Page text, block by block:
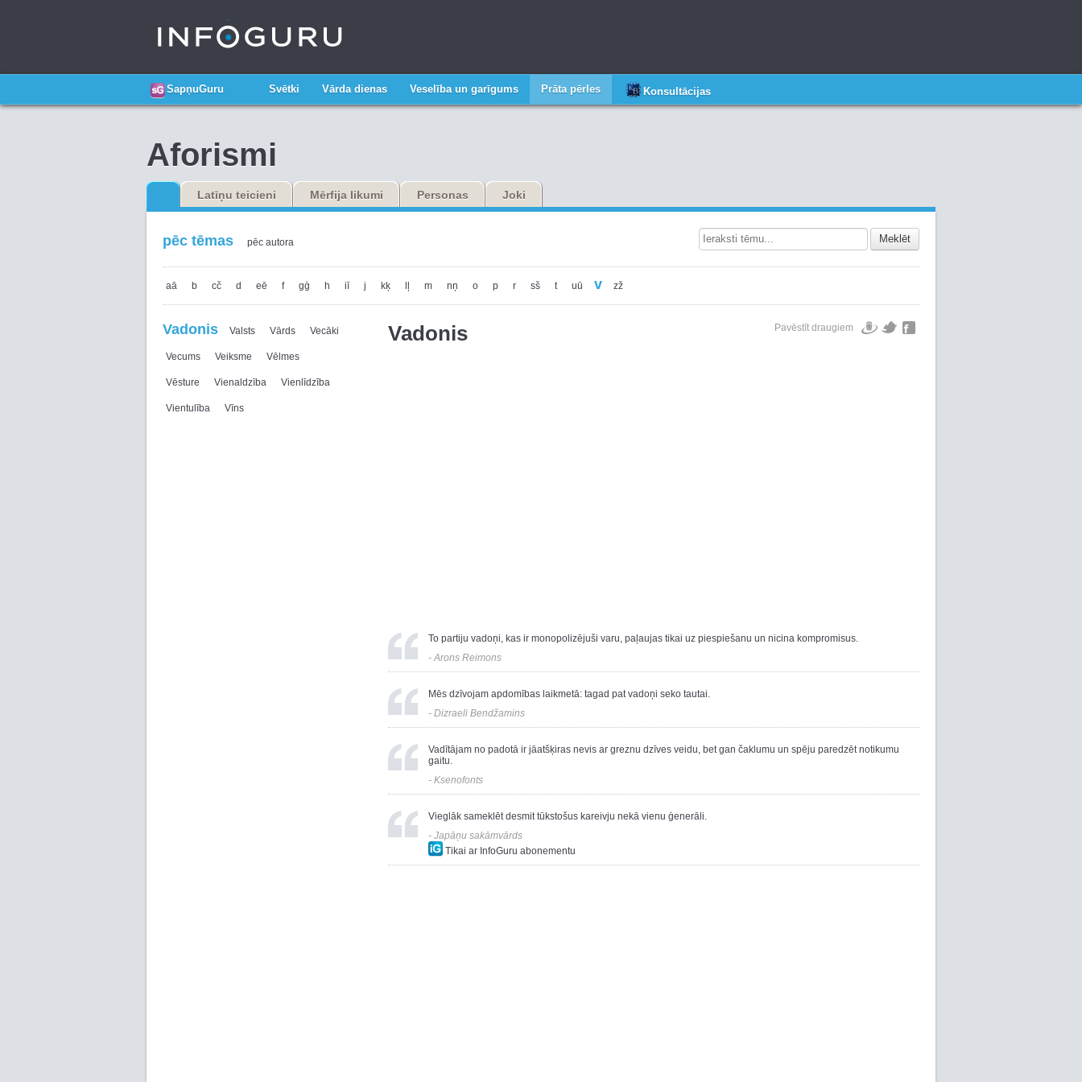
SapņuGuru Svētki Vārda dienas Veselība un garīgums Prāta pērles Konsultācijas
Aforismi
Latīņu teicieni Mērfija likumi Personas Joki
pēc tēmas pēc autora Meklēt
aā b cč d eē f gģ h iī j kķ m nņ o p r sš t uū v zž
Vadonis Valsts Vārds Vecāki
Vecums Veiksme Vēlmes
Vēsture Vienaldzība Vienlīdzība
Vientulība Vīns
Pavēstīt draugiem
Vadonis
To partiju vadoņi, kas ir monopolizējuši varu, paļaujas tikai uz piespiešanu un nicina kompromisus.
-Arons Reimons
Mēs dzīvojam apdomības laikmetā: tagad pat vadoņi seko tautai.
- Dizraeli Bendžamins
Vadītājam no padotā ir jāatšķiras nevis ar greznu dzīves veidu, bet gan čaklumu un spēju paredzēt notikumu
gaitu.
- Ksenofonts
Vieglāk sameklēt desmit tūkstošus kareivju nekā vienu ģenerāli.
- Japāņu sakāmvārds
Tikai ar InfoGuru abonementu